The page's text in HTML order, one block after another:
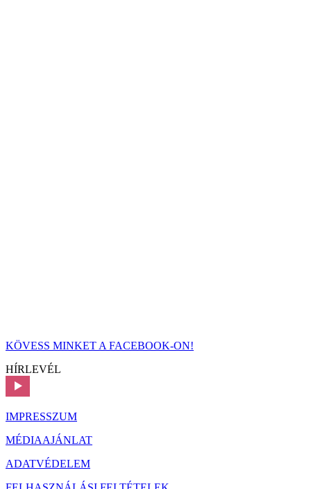
KÖVESS MINKET A FACEBOOK-ON!
HÍRLEVÉL
IMPRESSZUM
MÉDIAAJÁNLAT
ADATVÉDELEM